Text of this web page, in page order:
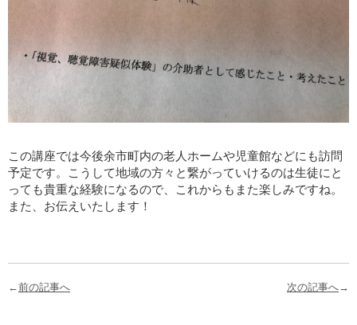
この講座では今後余市町内の老人ホームや児童館などにも訪問
予定です。こうして地域の方々と繋がっていけるのは生徒にと
っても貴重な経験になるので、これからもまた楽しみですね。
また、お伝えいたします！
←前の記事へ 次の記事へ→